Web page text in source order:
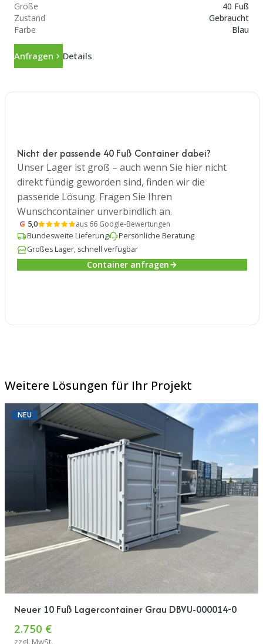
Größe
40 Fuß
Zustand
Gebraucht
Farbe
Blau
Anfragen Details
Nicht der passende 40 Fuß Container dabei?
Unser Lager ist groß – auch wenn Sie hier nicht
direkt fündig geworden sind, finden wir die
passende Lösung. Fragen Sie Ihren
Wunschcontainer unverbindlich an.
G 5,0
aus 66 Google-Bewertungen
Bundesweite Lieferung
Persönliche Beratung
Großes Lager, schnell verfügbar
Container anfragen
Weitere Lösungen für Ihr Projekt
NEU
Neuer 10 Fuß Lagercontainer Grau DBVU-000014-0
2.750 €
zzgl. MwSt.